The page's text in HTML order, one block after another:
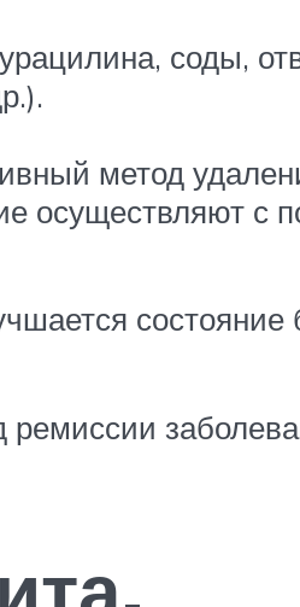
соды,
метод
осуществляют
состояние
ремиссии